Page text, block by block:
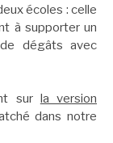
écoles : celle
à supporter un
de dégâts avec
sur la version
dans notre